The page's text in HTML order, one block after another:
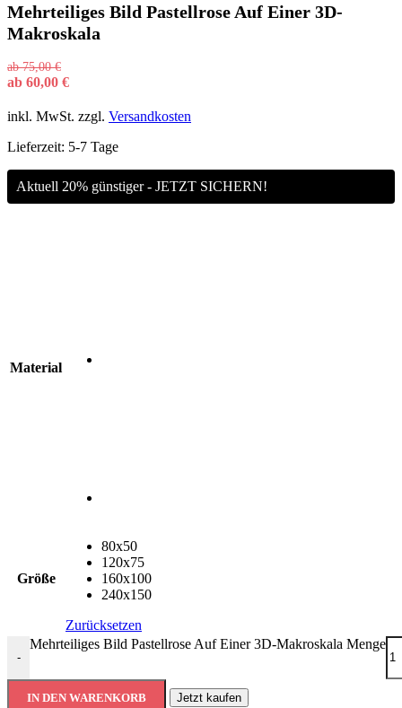
Mehrteiliges Bild Pastellrose Auf Einer 3D-
Makroskala
ab75,00€
ab 60,00 €
inkl. MwSt. zzgl. Versandkosten
Lieferzeit: 5-7 Tage
Aktuell 20% günstiger - JETZT SICHERN!
Material
Größe
80x50
120x75
160x100
240x150
Zurücksetzen
-
Mehrteiliges Bild Pastellrose Auf Einer 3D-Makroskala Menge
IN DEN WARENKORB Jetzt kaufen